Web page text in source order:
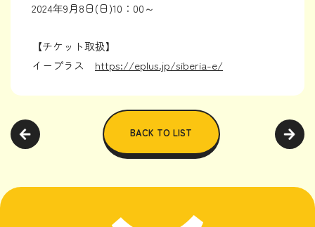
2024年9月8日(日)10：00～
【チケット取扱】
イープラス https://eplus.jp/siberia-e/
BACK TO LIST